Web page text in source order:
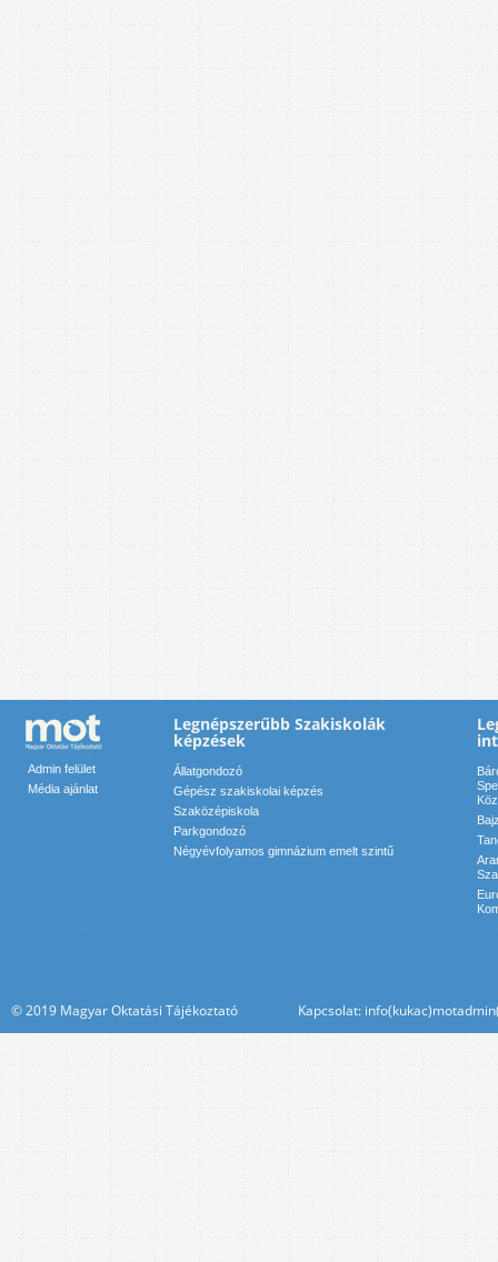
Admin felület
Média ajánlat
Legnépszerűbb Szakiskolák
képzések
Állatgondozó
Gépész szakiskolai képzés
Szaközépiskola
Parkgondozó
Négyévfolyamos gimnázium emelt szintű
© 2019 Magyar Oktatási Tájékoztató Kapcsolat: